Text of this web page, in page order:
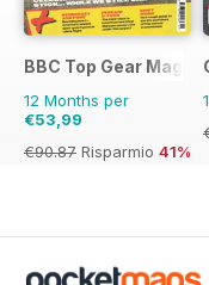
BBC Top Gear
12 Months per
€53,99
€90.87 Risparmio 41%